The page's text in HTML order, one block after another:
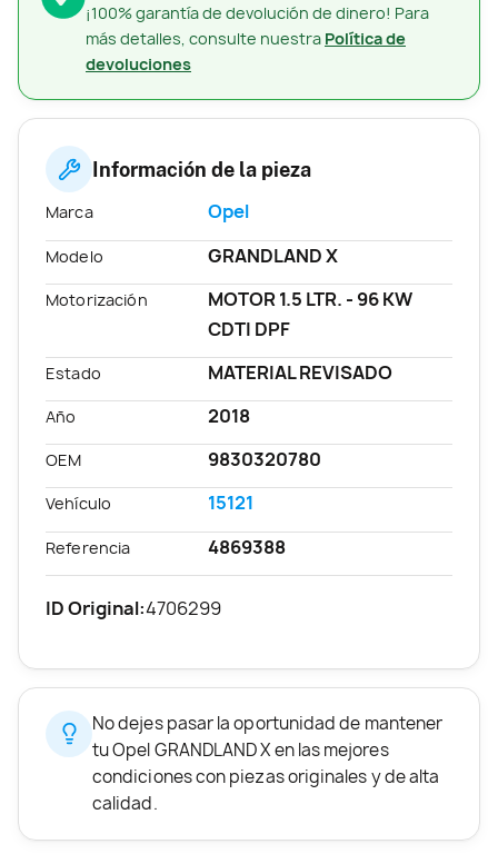
¡100% garantía de devolución de dinero! Para
más detalles, consulte nuestra Política de
devoluciones
Información de la pieza
Marca Opel
Modelo GRANDLAND X
Motorización
MOTOR 1.5 LTR. - 96 KW
CDTI DPF
Estado MATERIAL REVISADO
Año 2018
OEM 9830320780
Vehículo 15121
Referencia 4869388
ID Original:4706299
No dejes pasar la oportunidad de mantener
tu Opel GRANDLAND X en las mejores
condiciones con piezas originales y de alta
calidad.